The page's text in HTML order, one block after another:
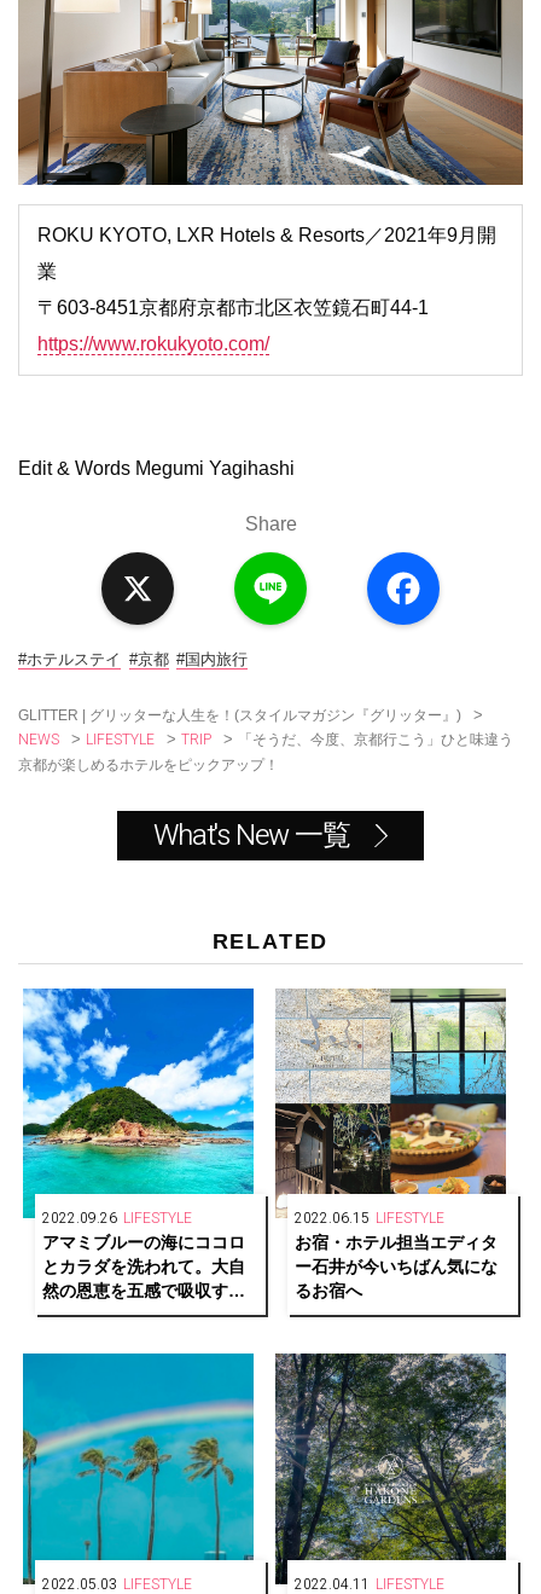
ROKU KYOTO, LXR Hotels & Resorts／2021年9月開
業
〒603-8451京都府京都市北区衣笠鏡石町44-1
https://www.rokukyoto.com/
Edit & Words Megumi Yagihashi
Share
a
c
#ホテルステイ #京都 #国内旅行
GLITTER | グリッターな人生を！(スタイルマガジン『グリッター』) >
NEWS > LIFESTYLE > TRIP >
「そうだ、今度、京都行こう」ひと味違う
京都が楽しめるホテルをピックアップ！
What's New 一覧
RELATED
2022.09.26 LIFESTYLE
アマミブルーの海にココロ
とカラダを洗われて。大自
然の恩恵を五感で吸収する
旅〜アクティビティ編〜
2022.06.15 LIFESTYLE
お宿・ホテル担当エディタ
ー石井が今いちばん気にな
るお宿へ
2022.05.03 LIFESTYLE 2022.04.11 LIFESTYLE